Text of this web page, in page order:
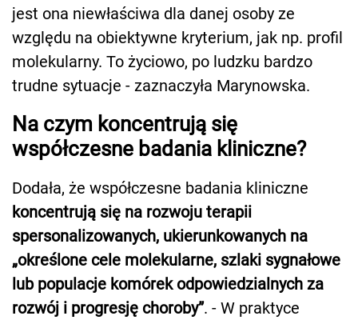
jest ona niewłaściwa dla danej osoby ze
względu na obiektywne kryterium, jak np. profil
molekularny. To życiowo, po ludzku bardzo
trudne sytuacje - zaznaczyła Marynowska.
Na czym koncentrują się
współczesne badania kliniczne?
Dodała, że współczesne badania kliniczne
koncentrują się na rozwoju terapii
spersonalizowanych, ukierunkowanych na
„określone cele molekularne, szlaki sygnałowe
lub populacje komórek odpowiedzialnych za
rozwój i progresję choroby”. - W praktyce